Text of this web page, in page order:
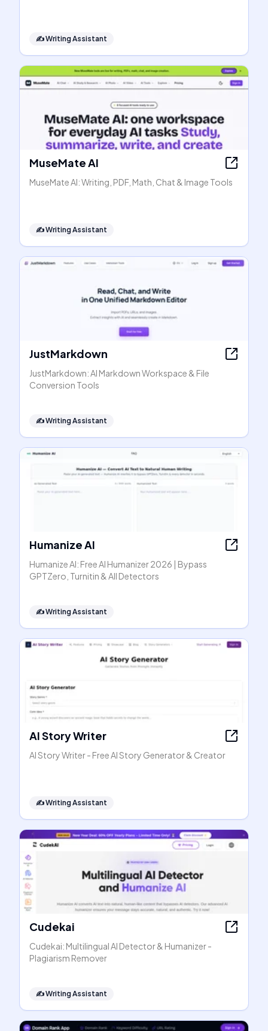
✍️Writing Assistant
MuseMate AI
MuseMate AI: Writing, PDF, Math, Chat & Image Tools
✍️Writing Assistant
JustMarkdown
JustMarkdown: AI Markdown Workspace & File
Conversion Tools
✍️Writing Assistant
Humanize AI
Humanize AI: Free AI Humanizer 2026 | Bypass
GPTZero, Turnitin & All Detectors
✍️Writing Assistant
AI Story Writer
AI Story Writer - Free AI Story Generator & Creator
✍️Writing Assistant
Cudekai
Cudekai: Multilingual AI Detector & Humanizer -
Plagiarism Remover
✍️Writing Assistant